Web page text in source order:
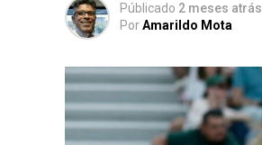
Públicado 2 meses atrás
PorAmarildo Mota